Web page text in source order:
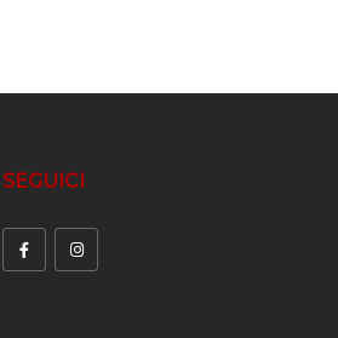
SEGUICI